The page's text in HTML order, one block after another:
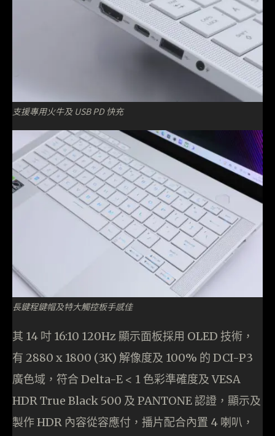
支援專用火牛及 USB PD 快充
長鍵程鍵帽及特大觸控板手感佳
其 14 吋 16:10 120Hz 顯示面板採用 OLED 技術，
有 2880 x 1800 (3K) 解像度及 100% 的 DCI-P3
廣色域，符合 Delta-E < 1 色彩準確度及 VESA
HDR True Black 500 及 PANTONE 認證，顯示及
製作 HDR 內容從容應付，播片配合內置 4 喇叭，